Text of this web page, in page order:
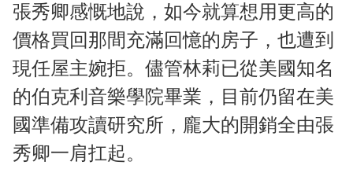
張秀卿感慨地說，如今就算想用更高的
價格買回那間充滿回憶的房子，也遭到
現任屋主婉拒。儘管林莉已從美國知名
的伯克利音樂學院畢業，目前仍留在美
國準備攻讀研究所，龐大的開銷全由張
秀卿一肩扛起。